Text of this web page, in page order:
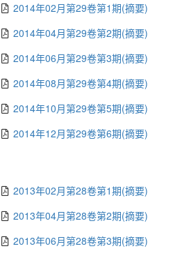
2014年02月第29卷第1期(摘要)
2014年04月第29卷第2期(摘要)
2014年06月第29卷第3期(摘要)
2014年08月第29卷第4期(摘要)
2014年10月第29卷第5期(摘要)
2014年12月第29卷第6期(摘要)
2013年02月第28卷第1期(摘要)
2013年04月第28卷第2期(摘要)
2013年06月第28卷第3期(摘要)